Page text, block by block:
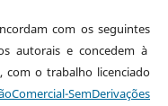
com os seguintes
autorais e concedem à
com o trabalho licenciado
SemDerivações